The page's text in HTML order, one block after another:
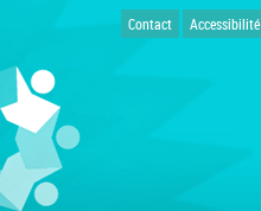
Contact Accessibilité